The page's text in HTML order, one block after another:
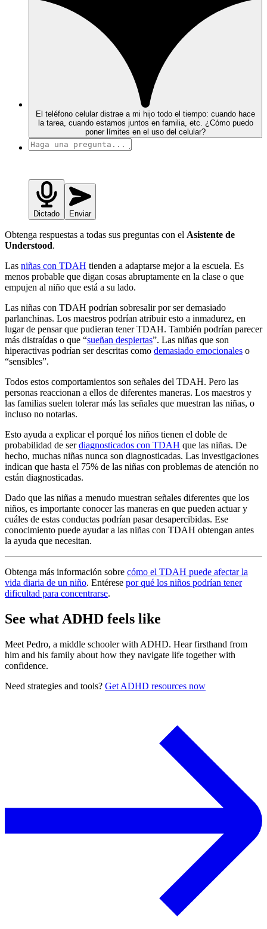
El teléfono celular distrae a mi hijo todo el tiempo: cuando hace
la tarea, cuando estamos juntos en familia, etc. ¿Cómo puedo
poner límites en el uso del celular?
Dictado Enviar
Obtenga respuestas a todas sus preguntas con el Asistente de
Understood.
Las niñas con TDAH tienden a adaptarse mejor a la escuela. Es
menos probable que digan cosas abruptamente en la clase o que
empujen al niño que está a su lado.
Las niñas con TDAH podrían sobresalir por ser demasiado
parlanchinas. Los maestros podrían atribuir esto a inmadurez, en
lugar de pensar que pudieran tener TDAH. También podrían parecer
más distraídas o que “sueñan despiertas”. Las niñas que son
hiperactivas podrían ser descritas como demasiado emocionales o
“sensibles”.
Todos estos comportamientos son señales del TDAH. Pero las
personas reaccionan a ellos de diferentes maneras. Los maestros y
las familias suelen tolerar más las señales que muestran las niñas, o
incluso no notarlas.
Esto ayuda a explicar el porqué los niños tienen el doble de
probabilidad de serdiagnosticados con TDAH que las niñas. De
hecho, muchas niñas nunca son diagnosticadas. Las investigaciones
indican que hasta el 75% de las niñas con problemas de atención no
están diagnosticadas.
Dado que las niñas a menudo muestran señales diferentes que los
niños, es importante conocer las maneras en que pueden actuar y
cuáles de estas conductas podrían pasar desapercibidas. Ese
conocimiento puede ayudar a las niñas con TDAH obtengan antes
la ayuda que necesitan.
Obtenga más información sobre cómo el TDAH puede afectar la
vida diaria de un niño. Entérese por qué los niños podrían tener
dificultad para concentrarse.
See what ADHD feels like
Meet Pedro, a middle schooler with ADHD. Hear firsthand from
him and his family about how they navigate life together with
confidence.
Need strategies and tools? Get ADHD resources now